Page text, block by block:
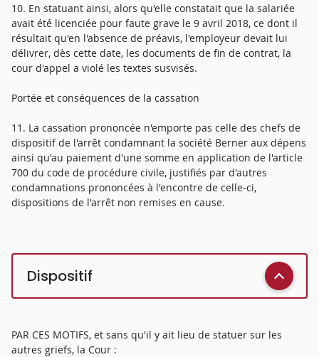
10. En statuant ainsi, alors qu'elle constatait que la salariée
avait été licenciée pour faute grave le 9 avril 2018, ce dont il
résultait qu'en l'absence de préavis, l'employeur devait lui
délivrer, dès cette date, les documents de fin de contrat, la
cour d'appel a violé les textes susvisés.
Portée et conséquences de la cassation
11. La cassation prononcée n'emporte pas celle des chefs de
dispositif de l'arrêt condamnant la société Berner aux dépens
ainsi qu'au paiement d'une somme en application de l'article
700 du code de procédure civile, justifiés par d'autres
condamnations prononcées à l'encontre de celle-ci,
dispositions de l'arrêt non remises en cause.
Dispositif
PAR CES MOTIFS, et sans qu'il y ait lieu de statuer sur les
autres griefs, la Cour :